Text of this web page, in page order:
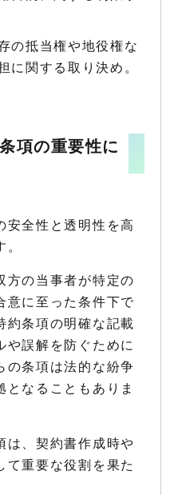
の抵当権や地役権な
に関する取り決め。
項の重要性に
安全性と透明性を高
方の当事者が特定の
意に至った条件下で
約条項の明確な記載
や誤解を防ぐために
の条項は法的な紛争
なることもありま
は、契約書作成時や
重要な役割を果た